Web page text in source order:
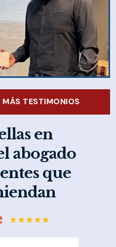
MÁS TESTIMONIOS
en
abogado
que